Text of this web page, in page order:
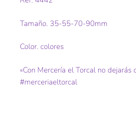
Tamaño. 35-55-70-90mm
Color. colores
«Con Mercería el Torcal no dejarás
#merceriaeltorcal